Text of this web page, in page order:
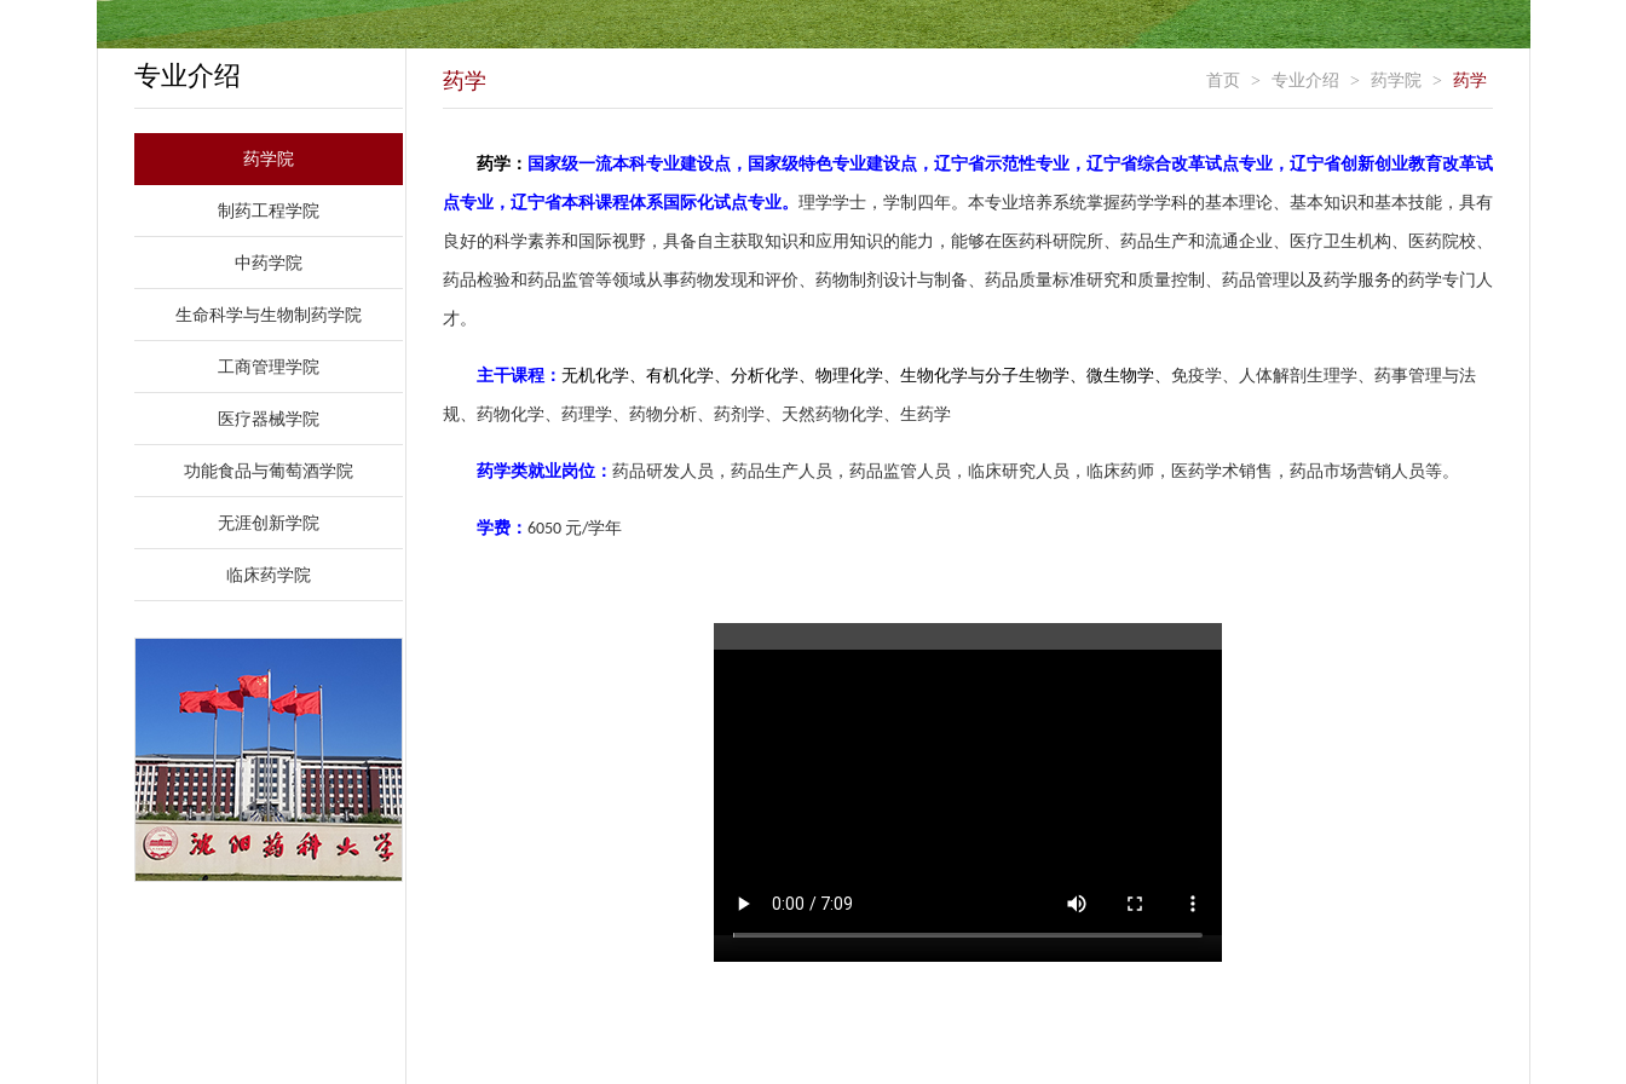
专业介绍
药学院
制药工程学院
中药学院
生命科学与生物制药学院
工商管理学院
医疗器械学院
功能食品与葡萄酒学院
无涯创新学院
临床药学院
药学 首页 > 专业介绍 > 药学院 > 药学
药学： 国家级一流本科专业建设点，国家级特色专业建设点，辽宁省示范性专业，辽宁省综合改革试点专业，辽宁省创新创业教育改革试
点专业，辽宁省本科课程体系国际化试点专业。 理学学士，学制四年。本专业培养系统掌握药学学科的基本理论、基本知识和基本技能，具有
良好的科学素养和国际视野，具备自主获取知识和应用知识的能力，能够在医药科研院所、药品生产和流通企业、医疗卫生机构、医药院校、
药品检验和药品监管等领域从事药物发现和评价、药物制剂设计与制备、药品质量标准研究和质量控制、药品管理以及药学服务的药学专门人
才。
主干课程： 无机化学、有机化学、分析化学、物理化学、生物化学与分子生物学、微生物学、 免疫学、人体解剖生理学、药事管理与法
规、药物化学、药理学、药物分析、药剂学、天然药物化学、生药学
药学类就业岗位： 药品研发人员，药品生产人员，药品监管人员，临床研究人员，临床药师，医药学术销售，药品市场营销人员等。
学费： 6050 元/学年